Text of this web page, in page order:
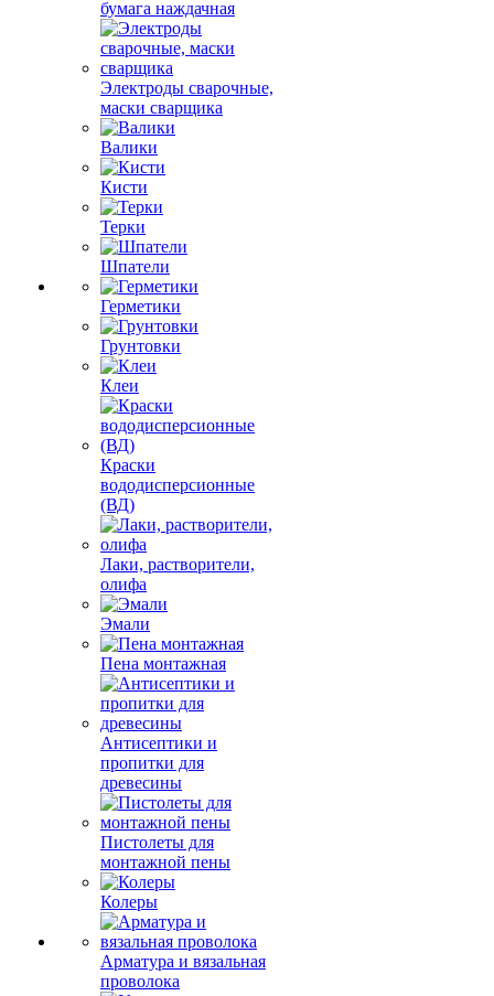
бумага наждачная
Электроды сварочные,
маски сварщика
Валики
Кисти
Терки
Шпатели
Герметики
Грунтовки
Клеи
Краски
вододисперсионные
(ВД)
Лаки, растворители,
олифа
Эмали
Пена монтажная
Антисептики и
пропитки для
древесины
Пистолеты для
монтажной пены
Колеры
Арматура и вязальная
проволока